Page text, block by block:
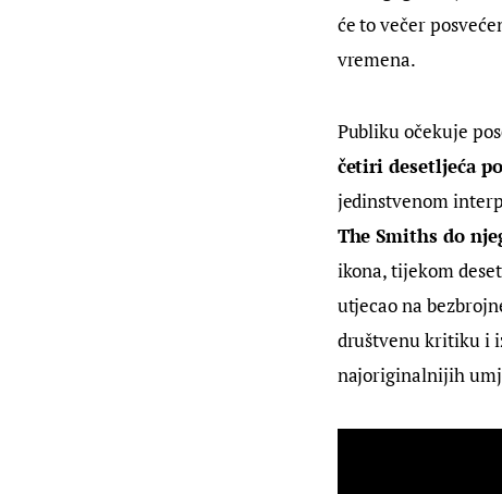
će to večer
vremena.
Publiku očekuje
četiri desetljeća
jedinstvenom
The Smiths do
ikona, tijekom
utjecao na
društvenu kritiku i
najoriginalnijih